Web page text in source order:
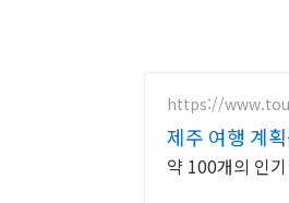
https://
제주 여행 계
약 100개의 인